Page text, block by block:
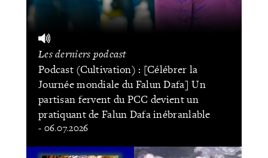
Les derniers podcast
Podcast (Cultivation) : [Célébrer la
Journée mondiale du Falun Dafa] Un
partisan fervent du PCC devient un
pratiquant de Falun Dafa inébranlable
- 06.07.2026